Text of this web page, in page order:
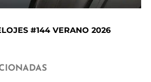
#144 VERANO 2026